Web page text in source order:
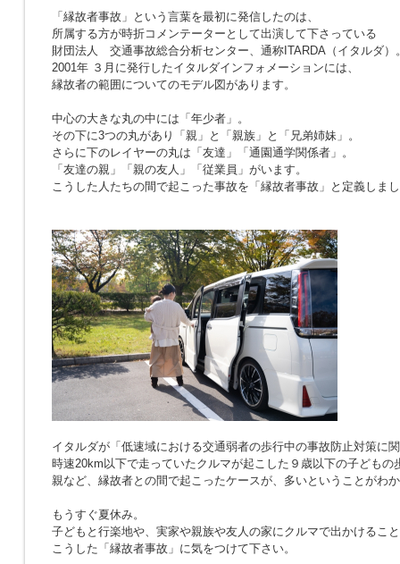
「縁故者事故」という言葉を最初に発信したのは、
所属する方が時折コメンテーターとして出演して下さっている
財団法人 交通事故総合分析センター、通称ITARDA（イタルダ）
2001年 ３月に発行したイタルダインフォメーションには、
縁故者の範囲についてのモデル図があります。
中心の大きな丸の中には「年少者」。
その下に3つの丸があり「親」と「親族」と「兄弟姉妹」。
さらに下のレイヤーの丸は「友達」「通園通学関係者」。
「友達の親」「親の友人」「従業員」がいます。
こうした人たちの間で起こった事故を「縁故者事故」と定義しま
イタルダが「低速域における交通弱者の歩行中の事故防止対策に
時速20km以下で走っていたクルマが起こした９歳以下の子どもの
親など、縁故者との間で起こったケースが、多いということがわ
もうすぐ夏休み。
子どもと行楽地や、実家や親族や友人の家にクルマで出かけるこ
こうした「縁故者事故」に気をつけて下さい。